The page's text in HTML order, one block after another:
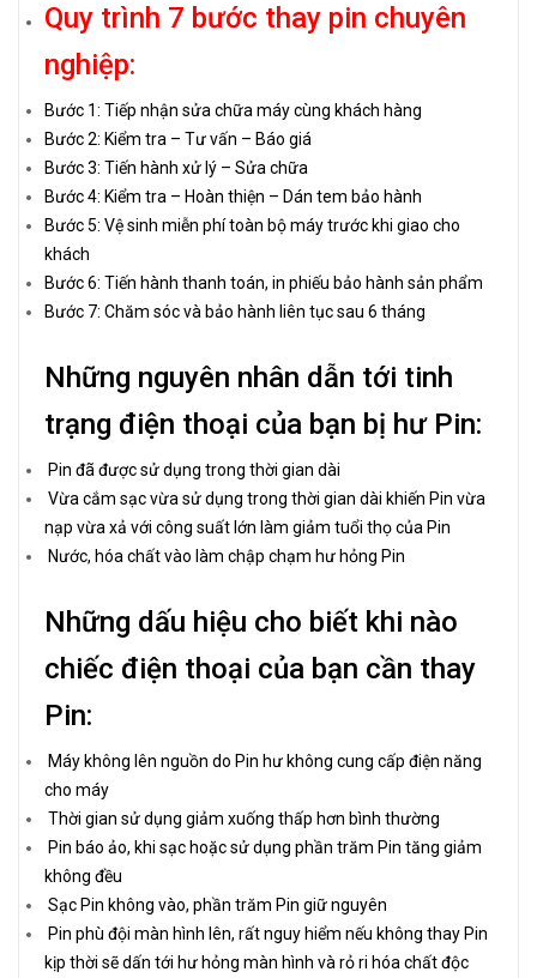
Quy trình 7 bước thay pin chuyên
nghiệp:
Bước 1: Tiếp nhận sửa chữa máy cùng khách hàng
Bước 2: Kiểm tra – Tư vấn – Báo giá
Bước 3: Tiến hành xử lý – Sửa chữa
Bước 4: Kiểm tra – Hoàn thiện – Dán tem bảo hành
Bước 5: Vệ sinh miễn phí toàn bộ máy trước khi giao cho
khách
Bước 6: Tiến hành thanh toán, in phiếu bảo hành sản phẩm
Bước 7: Chăm sóc và bảo hành liên tục sau 6 tháng
Những nguyên nhân dẫn tới tinh
trạng điện thoại của bạn bị hư Pin:
Pin đã được sử dụng trong thời gian dài
Vừa cắm sạc vừa sử dụng trong thời gian dài khiến Pin vừa
nạp vừa xả với công suất lớn làm giảm tuổi thọ của Pin
Nước, hóa chất vào làm chập chạm hư hỏng Pin
Những dấu hiệu cho biết khi nào
chiếc điện thoại của bạn cần thay
Pin:
Máy không lên nguồn do Pin hư không cung cấp điện năng
cho máy
Thời gian sử dụng giảm xuống thấp hơn bình thường
Pin báo ảo, khi sạc hoặc sử dụng phần trăm Pin tăng giảm
không đều
Sạc Pin không vào, phần trăm Pin giữ nguyên
Pin phù đội màn hình lên, rất nguy hiểm nếu không thay Pin
kịp thời sẽ dấn tới hư hỏng màn hình và rỏ ri hóa chất độc